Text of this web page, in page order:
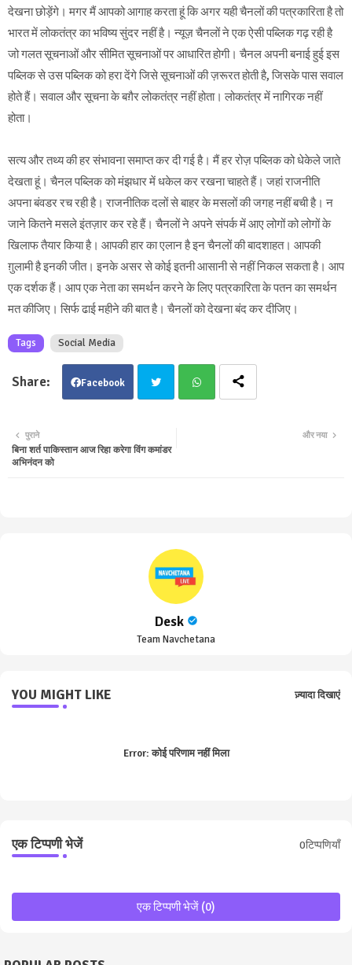
देखना छोड़ेंगे। मगर मैं आपको आगाह करता हूं कि अगर यही चैनलों की पत्रकारिता है तो
भारत में लोकतंत्र का भविष्य सुंदर नहीं है। न्यूज़ चैनलों ने एक ऐसी पब्लिक गढ़ रही है
जो गलत सूचनाओं और सीमित सूचनाओं पर आधारित होगी। चैनल अपनी बनाई हुई इस
पब्लिक से उस पब्लिक को हरा देंगे जिसे सूचनाओं की ज़रूरत होती है, जिसके पास सवाल
होते हैं। सवाल और सूचना के बग़ैर लोकतंत्र नहीं होता। लोकतंत्र में नागिरक नहीं
होता।
सत्य और तथ्य की हर संभावना समाप्त कर दी गई है। मैं हर रोज़ पब्लिक को धेकेले जाते
देखता हूं। चैनल पब्लिक को मंझधार में धकेल कर रखना चाहते हैं। जहां राजनीति
अपना बंवडर रच रही है। राजनीतिक दलों से बाहर के मसलों की जगह नहीं बची है। न
जाने कितने मसले इंतज़ार कर रहे हैं। चैनलों ने अपने संपर्क में आए लोगों को लोगों के
खिलाफ तैयार किया है। आपकी हार का एलान है इन चैनलों की बादशाहत। आपकी
ग़ुलामी है इनकी जीत। इनके असर से कोई इतनी आसानी से नहीं निकल सकता है। आप
एक दर्शक हैं। आप एक नेता का समर्थन करने के लिए पत्रकारिता के पतन का समर्थन
मत कीजिए। सिर्फ ढाई महीने की बात है। चैनलों को देखना बंद कर दीजिए।
Tags Social Media
Facebook
ter
और नया
पुराने
बिना शर्त पाकिस्तान आज रिहा करेगा विंग कमांडर
अभिनंदन को
Desk
Team Navchetana
YOU MIGHT LIKE ज़्यादा दिखाएं
Error:कोई परिणाम नहीं मिला
एक टिप्पणी भेजें 0टिप्पणियाँ
एक टिप्पणी भेजें (0)